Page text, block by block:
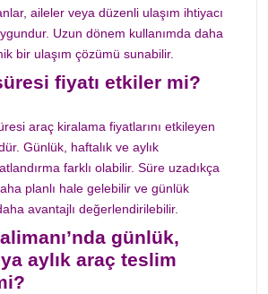
aileler veya düzenli ulaşım ihtiyacı
Uzun dönem kullanımda daha
bir ulaşım çözümü sunabilir.
fiyatı etkiler mi?
araç kiralama fiyatlarını etkileyen
Günlük, haftalık ve aylık
farklı olabilir. Süre uzadıkça
planlı hale gelebilir ve günlük
avantajlı değerlendirilebilir.
günlük,
aylık araç teslim